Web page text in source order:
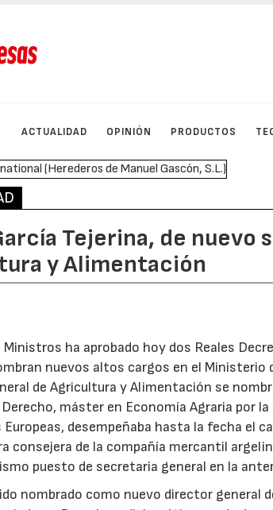
ACTUALIDAD OPINIÓN PRODUCTOS
Tejerina, de nuevo
y Alimentación
Ministros ha aprobado hoy dos Reales
nuevos altos cargos en el
de Agricultura y Alimentación se
máster en Economía Agraria por
Europeas, desempeñaba hasta la fecha el
consejera de la compañía mercantil
puesto de secretaria general en la
nombrado como nuevo director general